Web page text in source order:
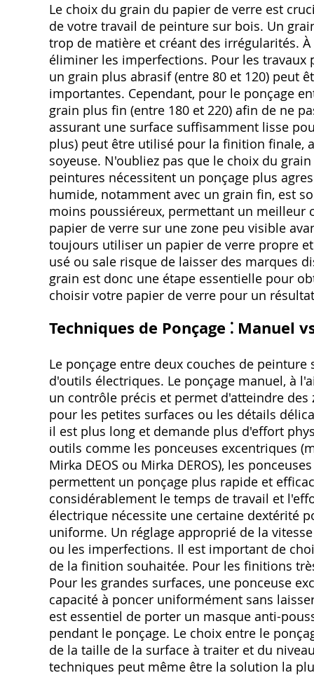
Le choix du grain du papier de verre est
de votre travail de peinture sur bois. Un
trop de matière et créant des irrégularités.
éliminer les imperfections. Pour les
un grain plus abrasif (entre 80 et 120) peut
importantes. Cependant, pour le ponçage
grain plus fin (entre 180 et 220) afin de ne
assurant une surface suffisamment lisse
plus) peut être utilisé pour la finition finale,
soyeuse. N'oubliez pas que le choix du
peintures nécessitent un ponçage plus
humide, notamment avec un grain fin, est
moins poussiéreux, permettant un meilleur
papier de verre sur une zone peu visible
toujours utiliser un papier de verre propre
usé ou sale risque de laisser des marques
grain est donc une étape essentielle pour
choisir votre papier de verre pour un
Techniques de Ponçage ⁚ Manuel
Le ponçage entre deux couches de
d'outils électriques. Le ponçage manuel, à
un contrôle précis et permet d'atteindre
pour les petites surfaces ou les détails
il est plus long et demande plus d'effort
outils comme les ponceuses excentriques
Mirka DEOS ou Mirka DEROS), les
permettent un ponçage plus rapide et
considérablement le temps de travail et
électrique nécessite une certaine dextérité
uniforme. Un réglage approprié de la
ou les imperfections. Il est important de
de la finition souhaitée. Pour les finitions
Pour les grandes surfaces, une ponceuse
capacité à poncer uniformément sans
est essentiel de porter un masque anti-
pendant le ponçage. Le choix entre le
de la taille de la surface à traiter et du
techniques peut même être la solution la